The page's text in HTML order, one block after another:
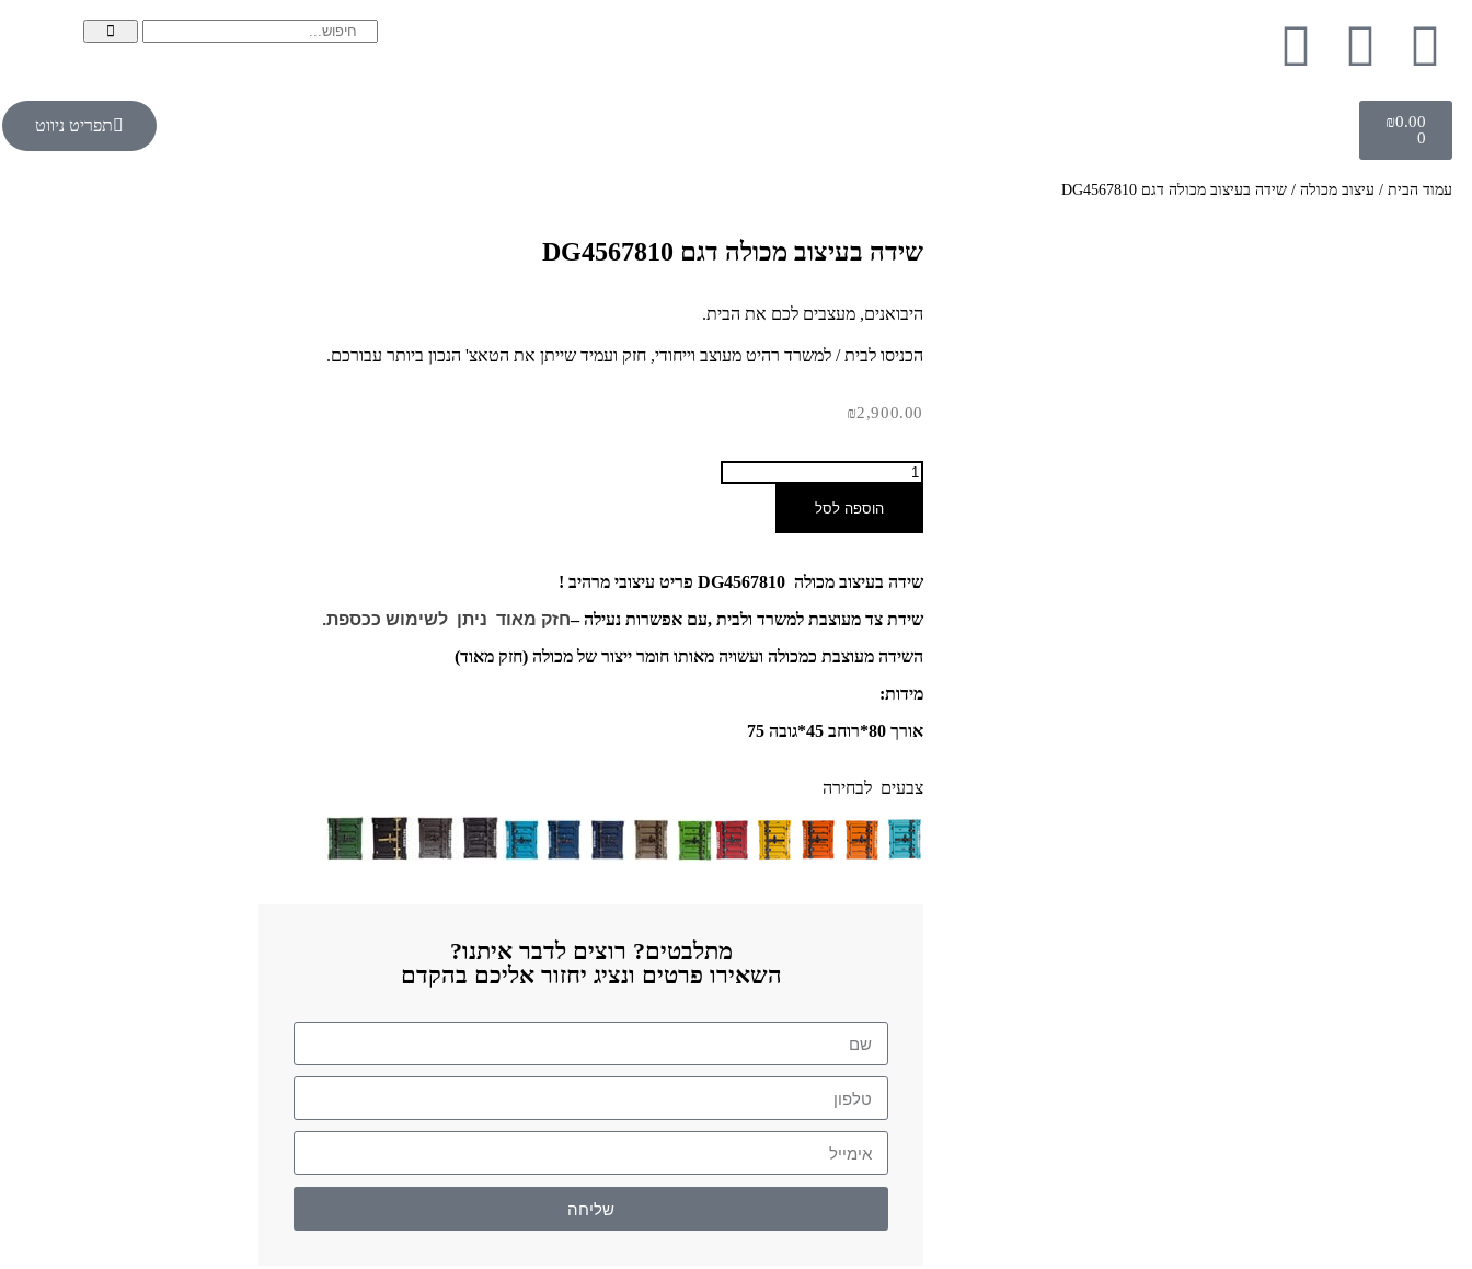
₪0.00
0
תפריט ניווט
עמוד הבית / עיצוב מכולה / שידה בעיצוב מכולה דגם DG4567810
שידה בעיצוב מכולה דגם DG4567810
היבואנים, מעצבים לכם את הבית.
הכניסו לבית / למשרד רהיט מעוצב וייחודי, חזק ועמיד שייתן את הטאצ' הנכון ביותר עבורכם.
₪2,900.00
הוספה לסל
שידה בעיצוב מכולה DG4567810 פריט עיצובי מרהיב !
שידת צד מעוצבת למשרד ולבית ,עם אפשרות נעילה –חזק מאוד ניתן לשימוש ככספת.
השידה מעוצבת כמכולה ועשויה מאותו חומר ייצור של מכולה (חזק מאוד)
מידות:
אורך 80*רוחב 45*גובה 75
צבעים לבחירה
מתלבטים? רוצים לדבר איתנו?
השאירו פרטים ונציג יחזור אליכם בהקדם
שליחה